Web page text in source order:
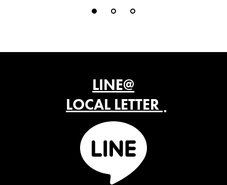
LINE@
LOCAL LETTER